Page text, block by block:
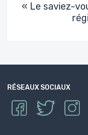
« Le saviez-
RÉSEAUX SOCIAUX